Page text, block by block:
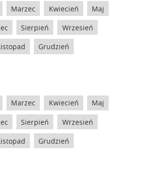
Marzec Kwiecień Maj
Sierpień Wrzesień
Grudzień
Marzec Kwiecień Maj
Sierpień Wrzesień
Grudzień